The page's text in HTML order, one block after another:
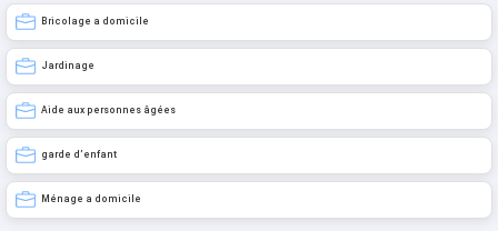
Bricolage a domicile
Jardinage
Aide aux personnes âgées
garde d’enfant
Ménage a domicile